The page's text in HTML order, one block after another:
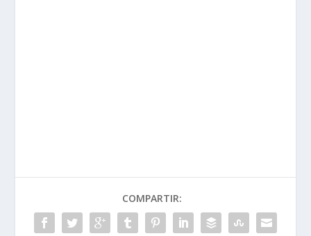
COMPARTIR: